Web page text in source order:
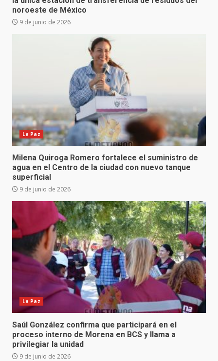
noroeste de México
9 de junio de 2026
La Paz
Milena Quiroga Romero fortalece el suministro de
agua en el Centro de la ciudad con nuevo tanque
superficial
9 de junio de 2026
La Paz
Saúl González confirma que participará en el
proceso interno de Morena en BCS y llama a
privilegiar la unidad
9 de junio de 2026